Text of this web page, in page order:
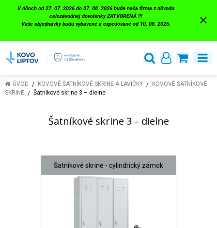
V dňoch od 27. 07. 2026 do 07. 08. 2026 bude naša firma z dôvodu
celozávodnej dovolenky ZATVORENÁ !!!
Vaše objednávky budú vybavené a expedované od 10. 08. 2026.
×
ÚVOD KOVOVÉ ŠATNÍKOVÉ SKRINE A LAVIČKY
KOVOVÉ ŠATNÍKOVÉ
SKRINE
Šatníkové skrine 3 – dielne
Šatníkové skrine 3 – dielne
Šatníkové skrine - cylindrický zámok